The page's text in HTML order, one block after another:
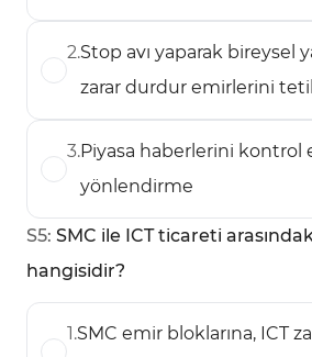
2.Stop avı yaparak bireysel
zarar durdur emirlerini
3.Piyasa haberlerini kontrol
yönlendirme
S5: SMC ile ICT ticareti
hangisidir?
1.SMC emir bloklarına, ICT